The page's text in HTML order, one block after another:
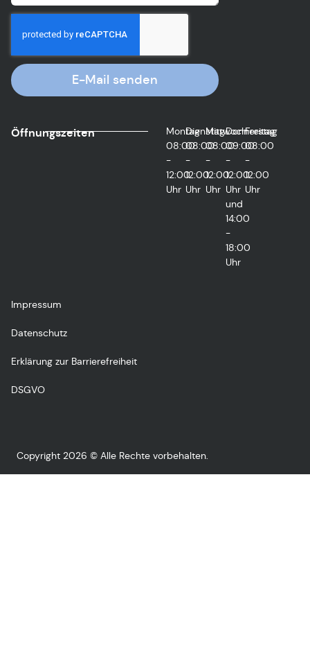
E-Mail senden
Öffnungszeiten
Montag
08:00
-
12:00
Uhr
Dienstag
08:00
-
12:00
Uhr
Mittwoch
08:00
-
12:00
Uhr
Donnerstag
09:00
-
12:00
Uhr
und
14:00
-
18:00
Uhr
Freitag
08:00
-
12:00
Uhr
Impressum
Datenschutz
Erklärung zur Barrierefreiheit
DSGVO
Copyright 2026 © Alle Rechte vorbehalten.